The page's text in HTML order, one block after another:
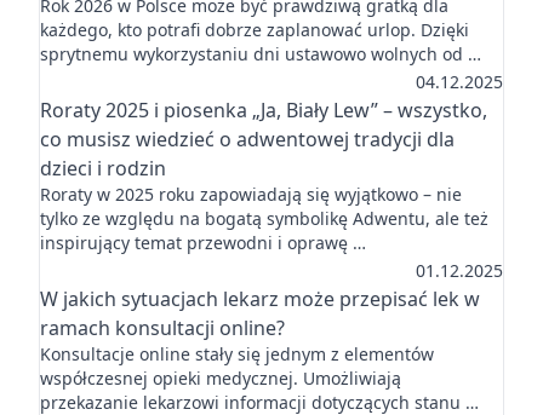
Rok 2026 w Polsce może być prawdziwą gratką dla
każdego, kto potrafi dobrze zaplanować urlop. Dzięki
sprytnemu wykorzystaniu dni ustawowo wolnych od …
04.12.2025
Roraty 2025 i piosenka „Ja, Biały Lew” – wszystko,
co musisz wiedzieć o adwentowej tradycji dla
dzieci i rodzin
Roraty w 2025 roku zapowiadają się wyjątkowo – nie
tylko ze względu na bogatą symbolikę Adwentu, ale też
inspirujący temat przewodni i oprawę …
01.12.2025
W jakich sytuacjach lekarz może przepisać lek w
ramach konsultacji online?
Konsultacje online stały się jednym z elementów
współczesnej opieki medycznej. Umożliwiają
przekazanie lekarzowi informacji dotyczących stanu …